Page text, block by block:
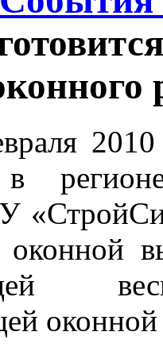
2010
оконной
оконной